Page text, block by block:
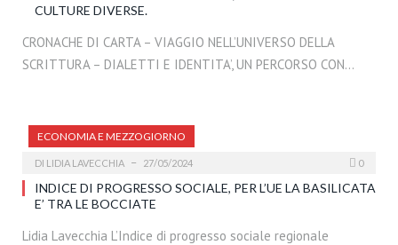
CULTURE DIVERSE.
CRONACHE DI CARTA – VIAGGIO NELL’UNIVERSO DELLA
SCRITTURA – DIALETTI E IDENTITA’, UN PERCORSO CON…
ECONOMIA E MEZZOGIORNO
DI LIDIA LAVECCHIA 27/05/2024 0
INDICE DI PROGRESSO SOCIALE, PER L’UE LA BASILICATA
E’ TRA LE BOCCIATE
Lidia Lavecchia L’Indice di progresso sociale regionale